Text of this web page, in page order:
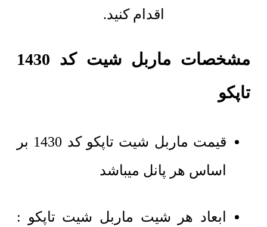
اقدام کنید.
مشخصات ماربل شیت کد 1430
تاپکو
قیمت ماربل شیت تاپکو کد 1430 بر
اساس هر پانل میباشد
ابعاد هر شیت ماربل شیت تاپکو :